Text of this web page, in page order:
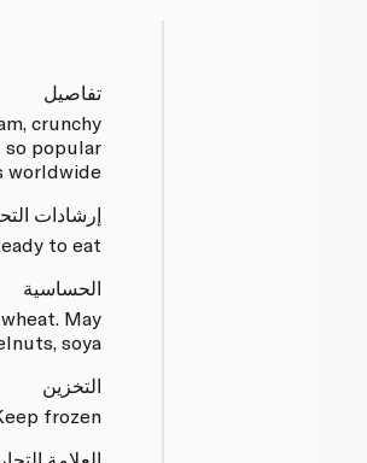
تفاصيل
crunchy
so popular
worldwide.
إرشادات
to eat.
الحساسية
May
soya.
التخزين
frozen.